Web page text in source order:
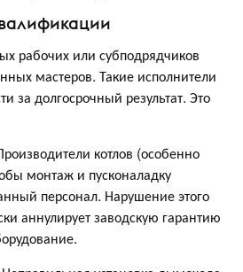
рабочих или субподрядчиков
мастеров. Такие исполнители
за долгосрочный результат. Это
котлов (особенно
монтаж и пусконаладку
персонал. Нарушение этого
аннулирует заводскую гарантию